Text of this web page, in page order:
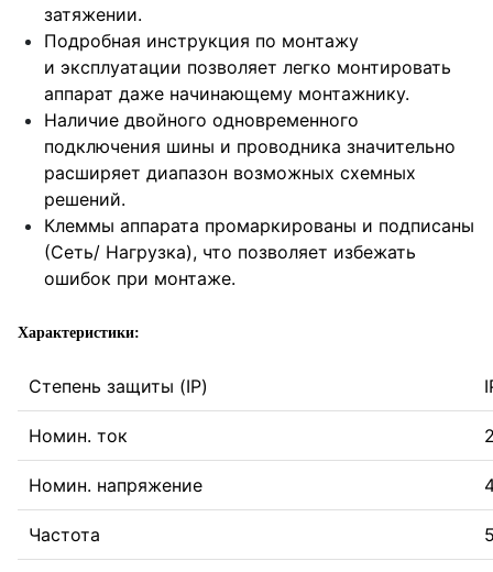
затяжении.
Подробная инструкция по монтажу
и эксплуатации позволяет легко монтировать
аппарат даже начинающему монтажнику.
Наличие двойного одновременного
подключения шины и проводника значительно
расширяет диапазон возможных схемных
решений.
Клеммы аппарата промаркированы и подписаны
(Сеть/ Нагрузка), что позволяет избежать
ошибок при монтаже.
Характеристики:
Степень защиты (IP)
Номин. ток
Номин. напряжение
Частота